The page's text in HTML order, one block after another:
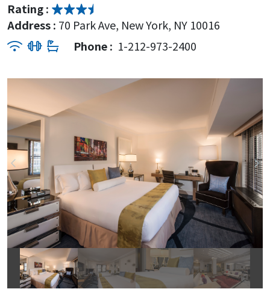
Rating :
Address : 70 Park Ave, New York, NY 10016
Phone : 1-212-973-2400